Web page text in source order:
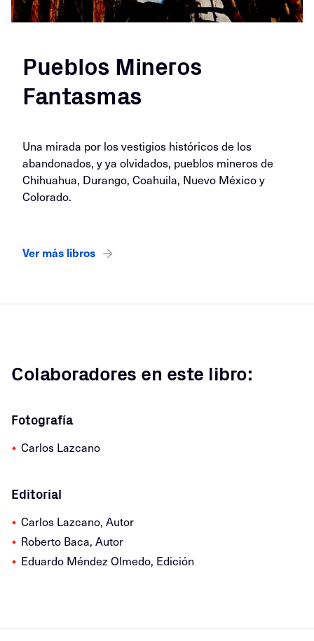
Pueblos Mineros
Fantasmas
Una mirada por los vestigios históricos de los
abandonados, y ya olvidados, pueblos mineros de
Chihuahua, Durango, Coahuila, Nuevo México y
Colorado.
Ver más libros
Colaboradores en este libro:
Fotografía
Carlos Lazcano
Editorial
Carlos Lazcano, Autor
Roberto Baca, Autor
Eduardo Méndez Olmedo, Edición